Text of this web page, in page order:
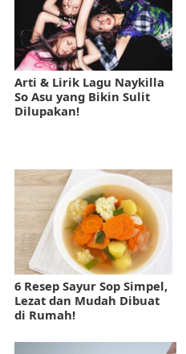
Arti & Lirik Lagu Naykilla
So Asu yang Bikin Sulit
Dilupakan!
6 Resep Sayur Sop Simpel,
Lezat dan Mudah Dibuat
di Rumah!